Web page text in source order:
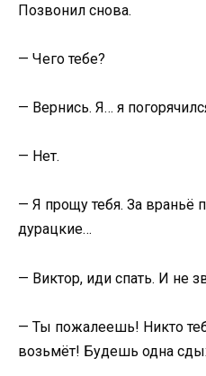
Позвонил снова.
— Чего тебе?
— Вернись. Я… я
— Нет.
— Я прощу тебя. За враньё
дурацкие…
— Виктор, иди спать. И не
— Ты пожалеешь! Никто
возьмёт! Будешь одна